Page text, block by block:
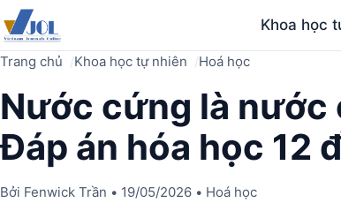
Khoa học
Trang chủ Khoa học tự nhiên Hoá học
Nước cứng là nước
Đáp án hóa học 12
Bởi Fenwick Trần • 19/05/2026 • Hoá học